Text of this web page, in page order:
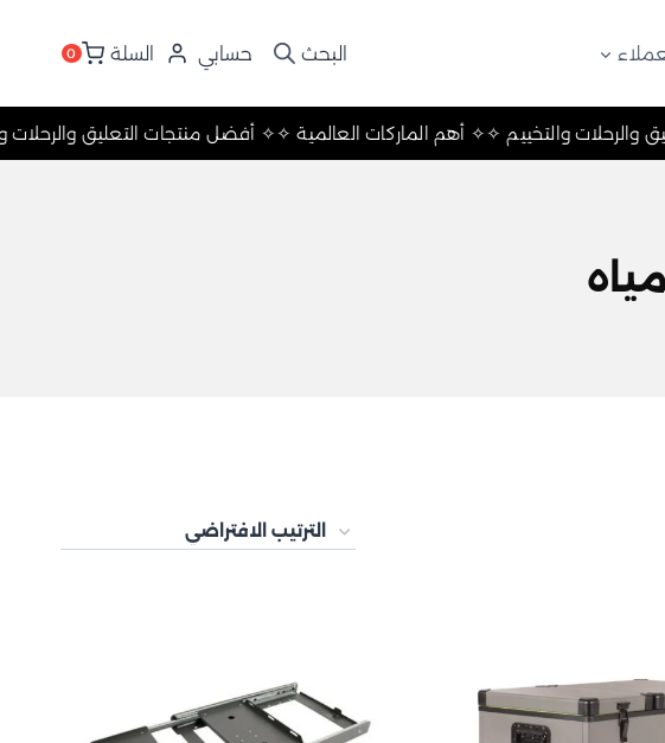
حسابي السلة 0
✧ أفضل منتجات التعليق ✧ أهم الماركات العالمية ✧التعليق والرحلات والتخييم ✧